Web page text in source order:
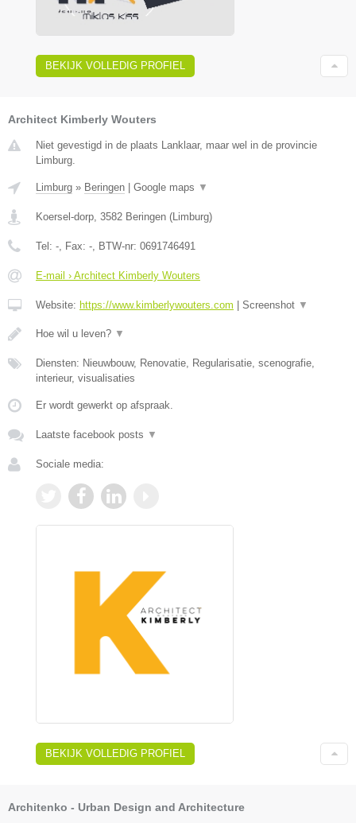
BEKIJK VOLLEDIG PROFIEL
Architect Kimberly Wouters
Niet gevestigd in de plaats Lanklaar, maar wel in de provincie
Limburg.
Limburg » Beringen Google maps ▼
Koersel-dorp, 3582 Beringen (Limburg)
Tel: -, Fax: -, BTW-nr: 0691746491
E-mail › Architect Kimberly Wouters
Website: https://www.kimberlywouters.com Screenshot ▼
Hoe wil u leven? ▼
Diensten: Nieuwbouw, Renovatie, Regularisatie, scenografie,
interieur, visualisaties
Er wordt gewerkt op afspraak.
Laatste facebook posts ▼
Sociale media:
BEKIJK VOLLEDIG PROFIEL
Architenko - Urban Design and Architecture